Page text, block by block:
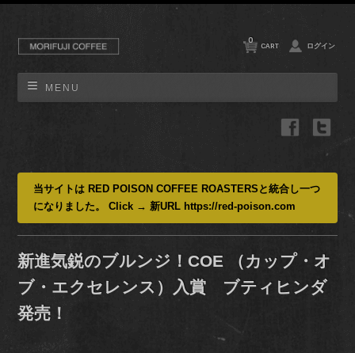
MENU
CART
0
ログイン
当サイトは RED POISON COFFEE ROASTERSと統合し一つ
になりました。 Click → 新URL https://red-poison.com
新進気鋭のブルンジ！COE （カップ・オ
ブ・エクセレンス）入賞 ブティヒンダ
発売！